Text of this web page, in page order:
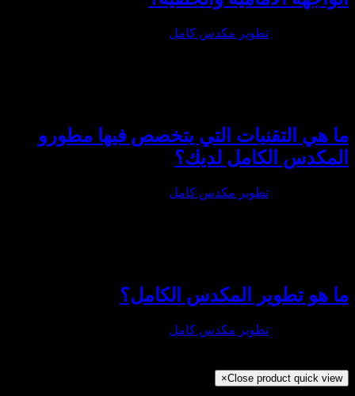
تطوير مكدس كامل|
ما هي التقنيات التي يتخصص فيها مطورو
المكدس الكامل لديك؟
تطوير مكدس كامل|
ما هو تطوير المكدس الكامل؟
تطوير مكدس كامل|
Close product quick view
×